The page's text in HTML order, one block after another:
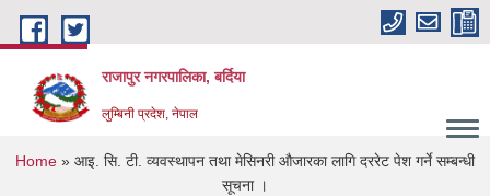
Skip to main content
राजापुर नगरपालिका, बर्दिया
लुम्बिनी प्रदेश, नेपाल
You are here
Home » आइ. सि. टी. व्यवस्थापन तथा मेसिनरी औजारका लागि दररेट पेश गर्ने सम्बन्धी
सूचना ।